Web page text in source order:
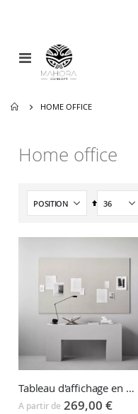
Affichage
navigation
HOME OFFICE
Home office
Par
ordre
Tableau d'affichage en tissu TEXTILE
A partir de 269,00 €